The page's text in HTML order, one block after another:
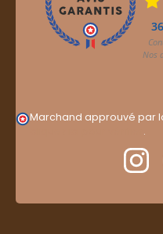
Marchand approuvé par
.